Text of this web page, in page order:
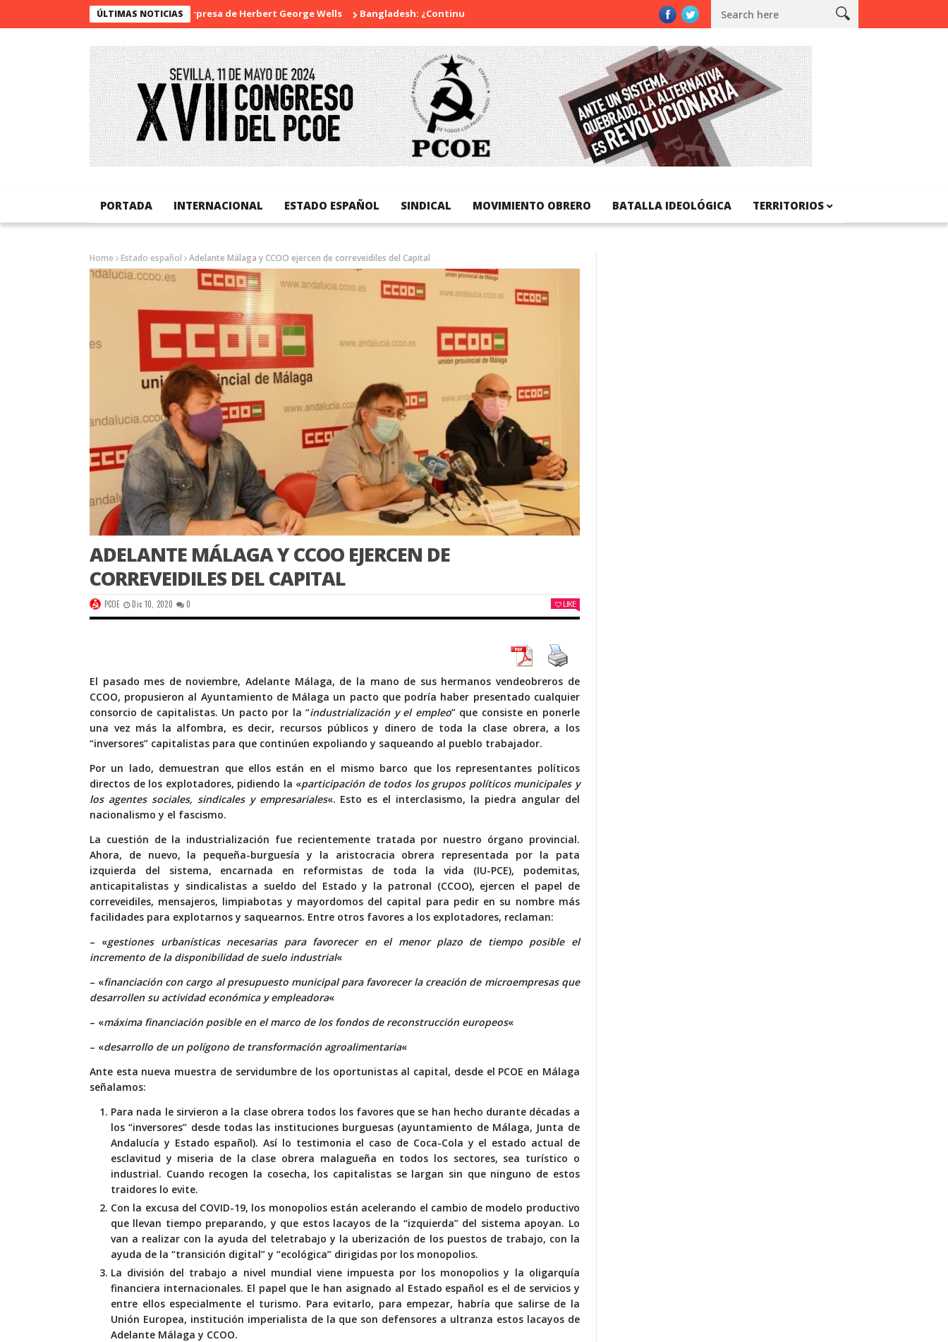
ÚLTIMAS NOTICIAS
La sorpresa de Herbert George Wells Bangladesh: ¿Continuidad o revolución? Diada Nacional de Catalunya
PORTADA INTERNACIONAL ESTADO ESPAÑOL SINDICAL MOVIMIENTO OBRERO BATALLA IDEOLÓGICA TERRITORIOS
Home Estado español Adelante Málaga y CCOO ejercen de correveidiles del Capital
ADELANTE MÁLAGA Y CCOO EJERCEN DE
CORREVEIDILES DEL CAPITAL
PCOE Dic 10, 2020 0 LIKE
El pasado mes de noviembre, Adelante Málaga, de la mano de sus hermanos vendeobreros de
CCOO, propusieron al Ayuntamiento de Málaga un pacto que podría haber presentado cualquier
consorcio de capitalistas. Un pacto por la “industrialización y el empleo”que consiste en ponerle
una vez más la alfombra, es decir, recursos públicos y dinero de toda la clase obrera, a los
“inversores” capitalistas para que continúen expoliando y saqueando al pueblo trabajador.
Por un lado, demuestran que ellos están en el mismo barco que los representantes políticos
directos de los explotadores, pidiendo la «participación de todos los grupos políticos municipales y
los agentes sociales, sindicales y empresariales«. Esto es el interclasismo, la piedra angular del
nacionalismo y el fascismo.
La cuestión de la industrialización fue recientemente tratada por nuestro órgano provincial.
Ahora, de nuevo, la pequeña-burguesía y la aristocracia obrera representada por la pata
izquierda del sistema, encarnada en reformistas de toda la vida (IU-PCE), podemitas,
anticapitalistas y sindicalistas a sueldo del Estado y la patronal (CCOO), ejercen el papel de
correveidiles, mensajeros, limpiabotas y mayordomos del capital para pedir en su nombre más
facilidades para explotarnos y saquearnos. Entre otros favores a los explotadores, reclaman:
– «gestiones urbanísticas necesarias para favorecer en el menor plazo de tiempo posible el
incremento de la disponibilidad de suelo industrial«
– «financiación con cargo al presupuesto municipal para favorecer la creación de microempresas que
desarrollen su actividad económica y empleadora«
– «máxima financiación posible en el marco de los fondos de reconstrucción europeos«
– «desarrollo de un polígono de transformación agroalimentaria«
Ante esta nueva muestra de servidumbre de los oportunistas al capital, desde el PCOE en Málaga
señalamos:
Para nada le sirvieron a la clase obrera todos los favores que se han hecho durante décadas a
los “inversores” desde todas las instituciones burguesas (ayuntamiento de Málaga, Junta de
Andalucía y Estado español). Así lo testimonia el caso de Coca-Cola y el estado actual de
esclavitud y miseria de la clase obrera malagueña en todos los sectores, sea turístico o
industrial. Cuando recogen la cosecha, los capitalistas se largan sin que ninguno de estos
traidores lo evite.
Con la excusa del COVID-19, los monopolios están acelerando el cambio de modelo productivo
que llevan tiempo preparando, y que estos lacayos de la “izquierda” del sistema apoyan. Lo
van a realizar con la ayuda del teletrabajo y la uberización de los puestos de trabajo, con la
ayuda de la “transición digital” y “ecológica” dirigidas por los monopolios.
La división del trabajo a nivel mundial viene impuesta por los monopolios y la oligarquía
financiera internacionales. El papel que le han asignado al Estado español es el de servicios y
entre ellos especialmente el turismo. Para evitarlo, para empezar, habría que salirse de la
Unión Europea, institución imperialista de la que son defensores a ultranza estos lacayos de
Adelante Málaga y CCOO.